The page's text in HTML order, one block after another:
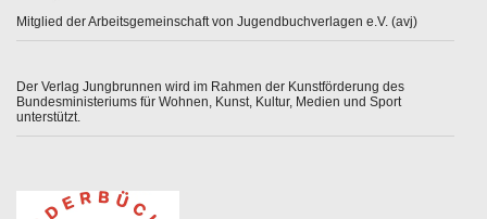
Mitglied der Arbeitsgemeinschaft von Jugendbuchverlagen e.V. (avj)
Der Verlag Jungbrunnen wird im Rahmen der Kunstförderung des
Bundesministeriums für Wohnen, Kunst, Kultur, Medien und Sport
unterstützt.